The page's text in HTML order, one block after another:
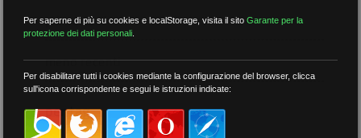
più recenti
meno recenti
per tag
Per saperne di più su cookies e localStorage, visita il sitoGarante per la
protezione dei dati personali
Per disabilitare tutti i cookies mediante la configurazione del browser, clicca
sull'icona corrispondente e segui le istruzioni indicate: